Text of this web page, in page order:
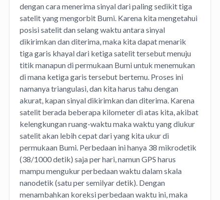
dengan cara menerima sinyal dari paling sedikit tiga
satelit yang mengorbit Bumi. Karena kita mengetahui
posisi satelit dan selang waktu antara sinyal
dikirimkan dan diterima, maka kita dapat menarik
tiga garis khayal dari ketiga satelit tersebut menuju
titik manapun di permukaan Bumi untuk menemukan
di mana ketiga garis tersebut bertemu. Proses ini
namanya triangulasi, dan kita harus tahu dengan
akurat, kapan sinyal dikirimkan dan diterima. Karena
satelit berada beberapa kilometer di atas kita, akibat
kelengkungan ruang-waktu maka waktu yang diukur
satelit akan lebih cepat dari yang kita ukur di
permukaan Bumi. Perbedaan ini hanya 38 mikrodetik
(38/1000 detik) saja per hari, namun GPS harus
mampu mengukur perbedaan waktu dalam skala
nanodetik (satu per semilyar detik). Dengan
menambahkan koreksi perbedaan waktu ini, maka